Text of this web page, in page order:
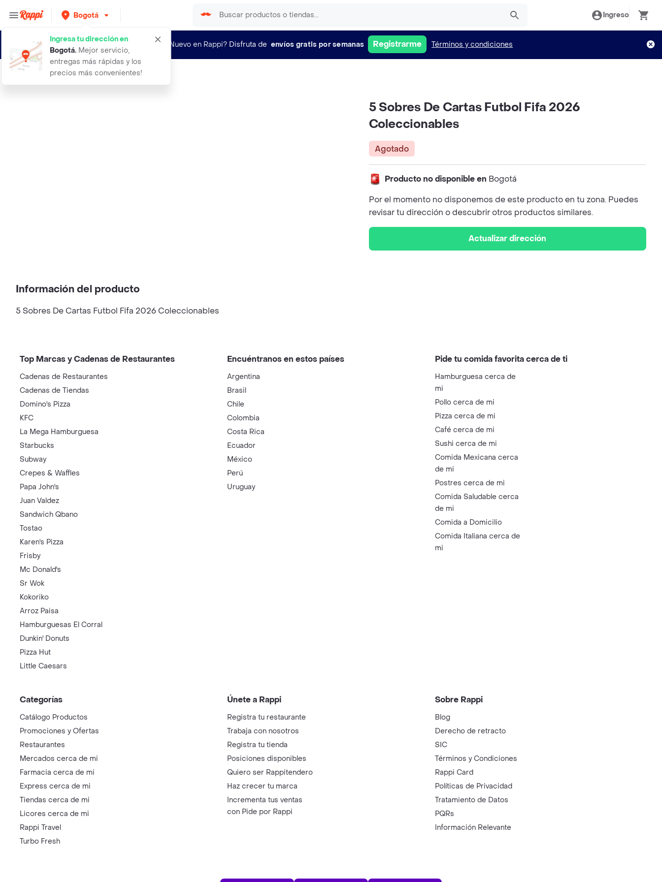
Bogotá
Ingresa tu dirección en
Bogotá. Mejor servicio,
entregas más rápidas y los
precios más convenientes!
Ingreso
¿Nuevo en Rappi? Disfruta de envíos gratis por semanas Registrarme Términos y condiciones
5 sobres de cartas futbol fifa 2026
5 Sobres De Cartas Futbol Fifa 2026
Coleccionables
Agotado
Producto no disponible en Bogotá
Por el momento no disponemos de este producto en tu zona. Puedes
revisar tu dirección o descubrir otros productos similares.
Actualizar dirección
Información del producto
5 Sobres De Cartas Futbol Fifa 2026 Coleccionables
Top Marcas y Cadenas de Restaurantes
Cadenas de Restaurantes
Cadenas de Tiendas
Domino's Pizza
KFC
La Mega Hamburguesa
Starbucks
Subway
Crepes & Waffles
Papa John's
Juan Valdez
Sandwich Qbano
Tostao
Karen's Pizza
Frisby
Mc Donald's
Sr Wok
Kokoriko
Arroz Paisa
Hamburguesas El Corral
Dunkin' Donuts
Pizza Hut
Little Caesars
Encuéntranos en estos países
Argentina
Brasil
Chile
Colombia
Costa Rica
Ecuador
México
Perú
Uruguay
Pide tu comida favorita cerca de ti
Hamburguesa cerca de
mi
Pollo cerca de mi
Pizza cerca de mi
Café cerca de mi
Sushi cerca de mi
Comida Mexicana cerca
de mi
Postres cerca de mi
Comida Saludable cerca
de mi
Comida a Domicilio
Comida Italiana cerca de
mi
Categorías
Catálogo Productos
Promociones y Ofertas
Restaurantes
Mercados cerca de mi
Farmacia cerca de mi
Express cerca de mi
Tiendas cerca de mi
Licores cerca de mi
Rappi Travel
Turbo Fresh
Únete a Rappi
Registra tu restaurante
Trabaja con nosotros
Registra tu tienda
Posiciones disponibles
Quiero ser Rappitendero
Haz crecer tu marca
Incrementa tus ventas
con Pide por Rappi
Sobre Rappi
Blog
Derecho de retracto
SIC
Términos y Condiciones
Rappi Card
Políticas de Privacidad
Tratamiento de Datos
PQRs
Información Relevante